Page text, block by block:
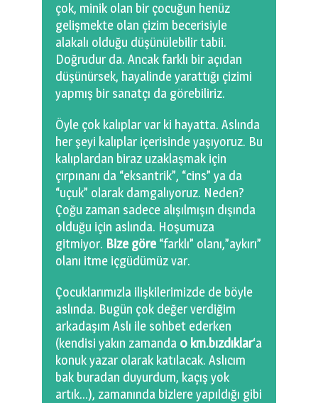
çok, minik olan bir çocuğun henüz
gelişmekte olan çizim becerisiyle
alakalı olduğu düşünülebilir tabii.
Doğrudur da. Ancak farklı bir açıdan
düşünürsek, hayalinde yarattığı çizimi
yapmış bir sanatçı da görebiliriz.
Öyle çok kalıplar var ki hayatta. Aslında
her şeyi kalıplar içerisinde yaşıyoruz. Bu
kalıplardan biraz uzaklaşmak için
çırpınanı da “eksantrik”, “cins” ya da
“uçuk” olarak damgalıyoruz. Neden?
Çoğu zaman sadece alışılmışın dışında
olduğu için aslında. Hoşumuza
gitmiyor. Bize göre “farklı” olanı,”aykırı”
olanı itme içgüdümüz var.
Çocuklarımızla ilişkilerimizde de böyle
aslında. Bugün çok değer verdiğim
arkadaşım Aslı ile sohbet ederken
(kendisi yakın zamanda 0 km.bızdıklar‘a
konuk yazar olarak katılacak. Aslıcım
bak buradan duyurdum, kaçış yok
artık…), zamanında bizlere yapıldığı gibi